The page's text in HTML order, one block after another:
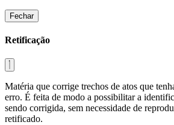
Fechar
Retificação
Matéria que corrige trechos de atos que
erro. É feita de modo a possibilitar a
sendo corrigida, sem necessidade de
retificado.